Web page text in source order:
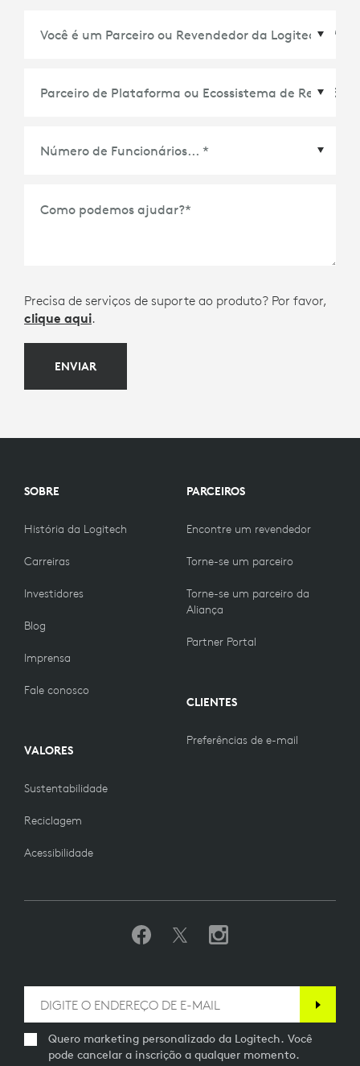
Reuniões
Como podemos ajudar?*
Precisa de serviços de suporte ao produto? Por favor,
clique aqui.
ENVIAR
SOBRE
História da Logitech
Carreiras
Investidores
Blog
Imprensa
Fale conosco
VALORES
Sustentabilidade
Reciclagem
Acessibilidade
PARCEIROS
Encontre um revendedor
Torne-se um parceiro
Torne-se um parceiro da
Aliança
Partner Portal
CLIENTES
Preferências de e-mail
Quero marketing personalizado da Logitech. Você
pode cancelar a inscrição a qualquer momento.